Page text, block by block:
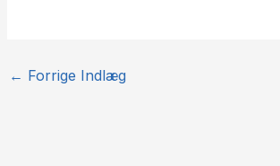
← Forrige Indlæg